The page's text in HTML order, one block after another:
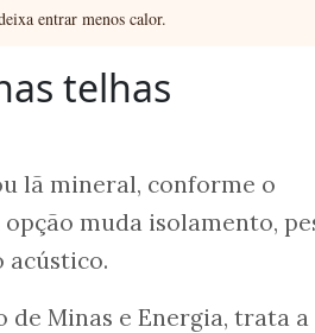
entrar menos calor.
telhas
lã mineral, conforme o
muda isolamento,
acústico.
de Minas e Energia, trata a